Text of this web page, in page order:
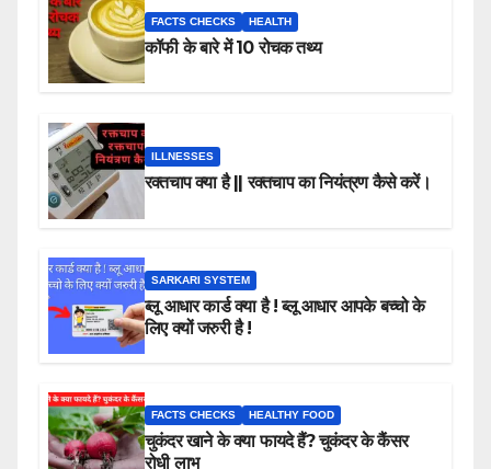
FACTS CHECKS HEALTH
कॉफी के बारे में 10 रोचक तथ्य
ILLNESSES
रक्तचाप क्या है || रक्तचाप का नियंत्रण कैसे करें।
SARKARI SYSTEM
ब्लू आधार कार्ड क्या है ! ब्लू आधार आपके बच्चो के
लिए क्यों जरुरी है !
FACTS CHECKS HEALTHY FOOD
चुकंदर खाने के क्या फायदे हैं? चुकंदर के कैंसर
रोधी लाभ